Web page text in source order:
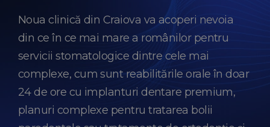
Noua clinică din Craiova va acoperi nevoia
din ce în ce mai mare a românilor pentru
servicii stomatologice dintre cele mai
complexe, cum sunt reabilitările orale în doar
24 de ore cu implanturi dentare premium,
planuri complexe pentru tratarea bolii